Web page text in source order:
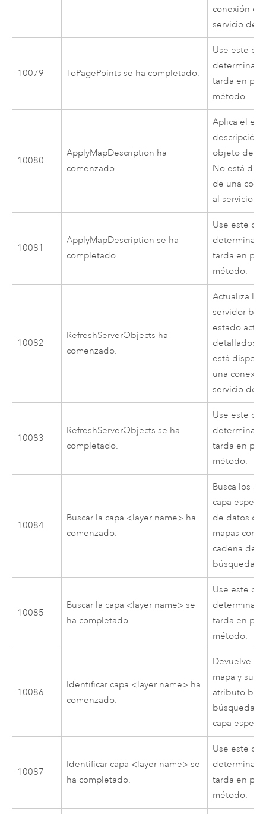
conexión
servicio de
10079 ToPagePoints se ha completado.
Use este
determinar
tarda en
método.
10080
ApplyMapDescription ha
comenzado.
Aplica el
descripción
objeto del
No está
de una
al servicio
10081
ApplyMapDescription se ha
completado.
Use este
determinar
tarda en
método.
10082
RefreshServerObjects ha
comenzado.
Actualiza la
servidor
estado
detallados
está
una
servicio de
10083
RefreshServerObjects se ha
completado.
Use este
determinar
tarda en
método.
10084
Buscar la capa <layer name> ha
comenzado.
Busca los
capa
de datos de
mapas
cadena de
búsqueda
10085
Buscar la capa <layer name> se
ha completado.
Use este
determinar
tarda en
método.
10086
Identificar capa <layer name> ha
comenzado.
Devuelve
mapa y sus
atributo
búsqueda
capa
10087
Identificar capa <layer name> se
ha completado.
Use este
determinar
tarda en
método.